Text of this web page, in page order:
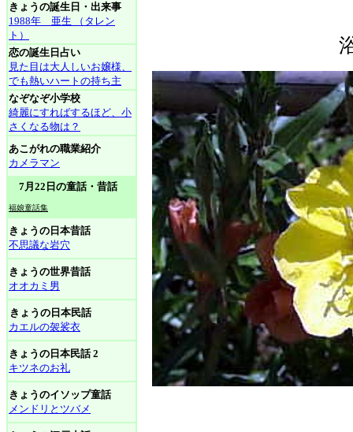
きょうの誕生日・出来事
1988年 亜生 （タレン
ト）
恋の誕生日占い
見た目は大人しいお嬢様、
でも熱いハートの持ち主
なぞなぞ小学校
綺麗にすればするほど、小
さくなる物は？
あこがれの職業紹介
カメラマン
7月22日の童話・昔話
福娘童話集
きょうの日本昔話
不思議な岩穴
きょうの世界昔話
オオカミ男
きょうの日本民話
カエルの袈裟衣
きょうの日本民話 2
キツネのお礼
きょうのイソップ童話
メンドリとツバメ